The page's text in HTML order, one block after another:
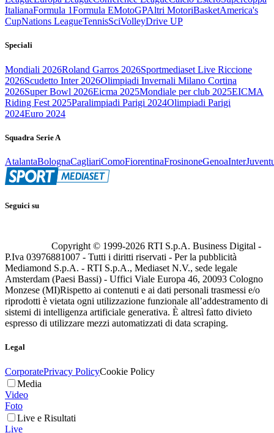
ItalianaFormula 1Formula EMotoGPAltri MotoriBasketAmerica's
CupNations LeagueTennisSciVolleyDrive UP
Speciali
Mondiali 2026Roland Garros 2026Sportmediaset Live Riccione
2026Scudetto Inter 2026Olimpiadi Invernali Milano Cortina
2026Super Bowl 2026Eicma 2025Mondiale per club 2025EICMA
Riding Fest 2025Paralimpiadi Parigi 2024Olimpiadi Parigi
2024Euro 2024
Squadra Serie A
AtalantaBolognaCagliariComoFiorentinaFrosinoneGenoaInter
Seguici su
Copyright © 1999-2026 RTI S.p.A. Business Digital -
P.Iva 03976881007 - Tutti i diritti riservati - Per la pubblicità
Mediamond S.p.A. - RTI S.p.A., Mediaset N.V., sede legale
Amsterdam (Paesi Bassi) - Uffici Viale Europa 46, 20093 Cologno
Monzese (MI)Rispetto ai contenuti e ai dati personali trasmessi e/o
riprodotti è vietata ogni utilizzazione funzionale all’addestramento di
sistemi di intelligenza artificiale generativa. È altresì fatto divieto
espresso di utilizzare mezzi automatizzati di data scraping.
Legal
CorporatePrivacy PolicyCookie Policy
Media
Video
Foto
Live e Risultati
Live